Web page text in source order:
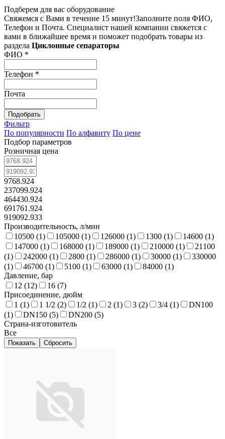
Подберем для вас оборудование
Свяжемся с Вами в течение 15 минут!Заполните поля ФИО,
Телефон и Почта. Специалист нашей компании свяжется с
вами в ближайшее время и поможет подобрать товары из
раздела Циклонные сепараторы
ФИО *
Телефон *
Почта
Подобрать
Фильтр
По популярности По алфавиту По цене
Подбор параметров
Розничная цена
9768.924
237099.924
464430.924
691761.924
919092.933
Производительность, л/мин
10500 (1) 105000 (1) 126000 (1) 1300 (1) 14600 (1)
147000 (1) 168000 (1) 189000 (1) 210000 (1)
21100
(1) 242000 (1) 2800 (1) 286000 (1) 30000 (1)
330000
(1) 46700 (1) 5100 (1) 63000 (1) 84000 (1)
Давление, бар
12 (12) 16 (7)
Присоединение, дюйм
1 (1) 1 1/2 (2) 1/2 (1) 2 (1) 3 (2) 3/4 (1)
DN100
(1) DN150 (5) DN200 (5)
Страна-изготовитель
Все